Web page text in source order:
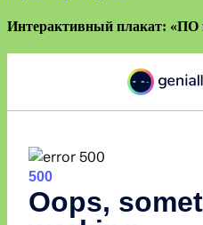
Интерактивный плакат: «ПО